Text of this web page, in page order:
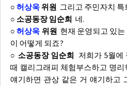
○ 허상욱 위원 그리고 주민자치
○ 소공동장 임순희 네.
○허상욱 위원 현재 운영되고 있
이 어떻게 되죠?
○ 소공동장 임순희 저희가 5월에
때 캘리그래피 체험부스하고 명
얘기하면 관상 같은 거 얘기하고